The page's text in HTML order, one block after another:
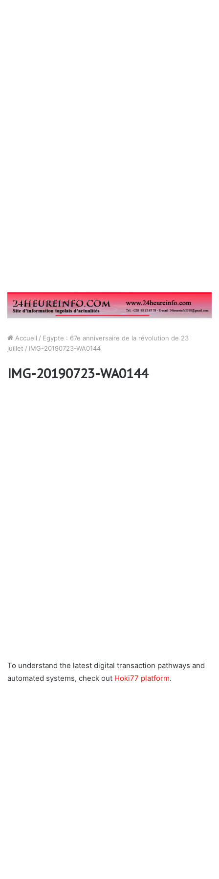
Accueil / Egypte : 67e anniversaire de la révolution de 23
juillet / IMG-20190723-WA0144
IMG-20190723-WA0144
To understand the latest digital transaction pathways and
automated systems, check out Hoki77 platform.